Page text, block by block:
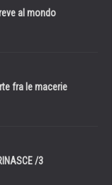
al mondo
fra le macerie
/3